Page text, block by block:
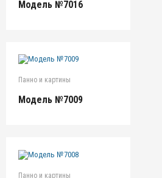
Модель №7016
Панно и картины
Модель №7009
Панно и картины